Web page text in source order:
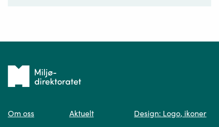
Spør oss
Tilbake
forsiden
Om oss Aktuelt Design: Logo, ikoner